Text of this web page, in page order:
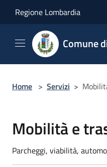
Regione Lombardia
Comune
Home > Servizi >
Mobilità e
Parcheggi, viabilità,